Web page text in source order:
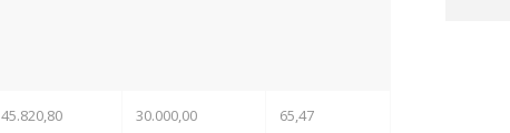
45.820,80 30.000,00 65,47